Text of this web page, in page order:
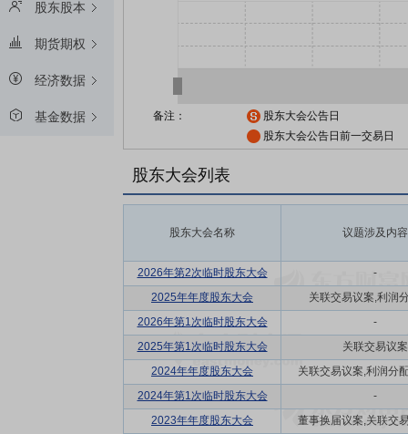
股东股本
期货期权
经济数据
基金数据 备注：
股东大会公告日
股东大会公告日前一交易日
股东大会列表
股东大会名称 议题涉及内容
2026年第2次临时股东大会
-
2025年年度股东大会
关联交易议案,利润
2026年第1次临时股东大会
-
2025年第1次临时股东大会
关联交易议案
2024年年度股东大会
关联交易议案,利润分
2024年第1次临时股东大会
-
2023年年度股东大会
董事换届议案,关联交